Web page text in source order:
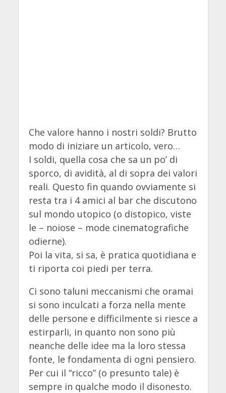
Che valore hanno i nostri soldi? Brutto
modo di iniziare un articolo, vero…
I soldi, quella cosa che sa un po’ di
sporco, di avidità, al di sopra dei valori
reali. Questo fin quando ovviamente si
resta tra i 4 amici al bar che discutono
sul mondo utopico (o distopico, viste
le – noiose – mode cinematografiche
odierne).
Poi la vita, si sa, è pratica quotidiana e
ti riporta coi piedi per terra.
Ci sono taluni meccanismi che oramai
si sono inculcati a forza nella mente
delle persone e difficilmente si riesce a
estirparli, in quanto non sono più
neanche delle idee ma la loro stessa
fonte, le fondamenta di ogni pensiero.
Per cui il “ricco” (o presunto tale) è
sempre in qualche modo il disonesto.